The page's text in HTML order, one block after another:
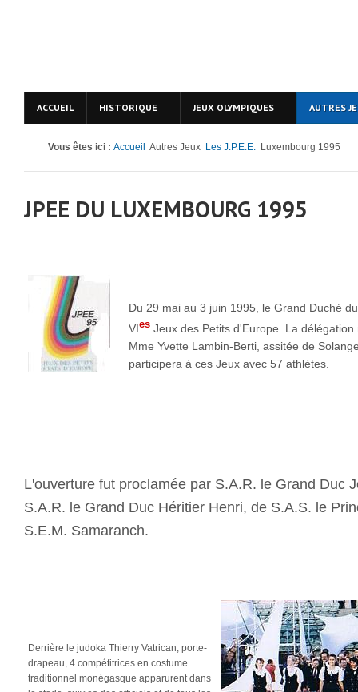
ACCUEIL HISTORIQUE JEUX OLYMPIQUES AUTRES
Vous êtes ici : Accueil Autres Jeux Les J.P.E.E. Luxembourg 1995
JPEE DU LUXEMBOURG 1995
Du 29 mai au 3 juin 1995, le Grand Duché
VIes Jeux des Petits d'Europe. La
Mme Yvette Lambin-Berti, assitée de
participera à ces Jeux avec 57 athlètes.
L'ouverture fut proclamée par S.A.R. le Grand Duc
S.A.R. le Grand Duc Héritier Henri, de S.A.S. le
S.E.M. Samaranch.
Derrière le judoka Thierry Vatrican, porte-
drapeau, 4 compétitrices en costume
traditionnel monégasque apparurent dans